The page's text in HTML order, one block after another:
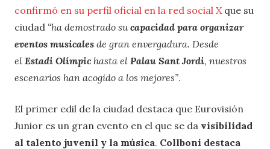
confirmó en su perfil oficial en la red social X que su
ciudad “ha demostrado sucapacidad para organizar
eventos musicales de gran envergadura. Desde
el Estadi Olímpic hasta el Palau Sant Jordi, nuestros
escenarios han acogido a los mejores”.
El primer edil de la ciudad destaca que Eurovisión
Junior es un gran evento en el que se da visibilidad
al talento juvenil y la música. Collboni destaca